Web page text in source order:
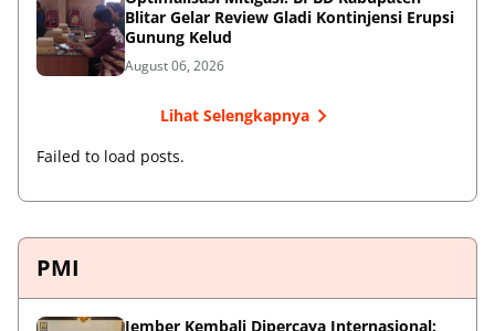
Blitar Gelar Review Gladi Kontinjensi Erupsi
Gunung Kelud
August 06, 2026
Lihat Selengkapnya
Failed to load posts.
PMI
Jember Kembali Dipercaya Internasional: